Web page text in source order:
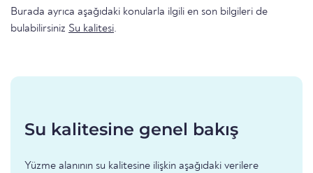
Burada ayrıca aşağıdaki konularla ilgili en son bilgileri de
bulabilirsiniz Su kalitesi.
Su kalitesine genel bakış
Yüzme alanının su kalitesine ilişkin aşağıdaki verilere